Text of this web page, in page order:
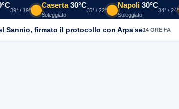
39° / 19°
Caserta 30°C
Soleggiato
35° / 22°
Napoli 30°C
Soleggiato
34° / 24°
Sannio, firmato il protocollo con Arpaise14 ORE FA